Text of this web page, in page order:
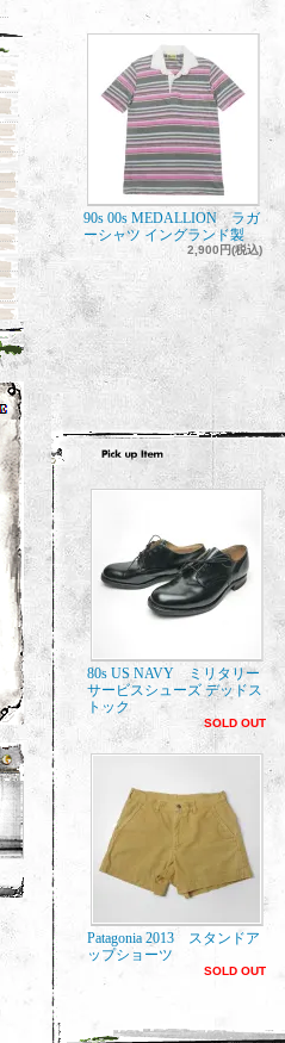
90s 00s MEDALLION ラガ
ーシャツ イングランド製
2,900円(税込)
80s US NAVY ミリタリー
サービスシューズ デッドス
トック
SOLD OUT
Patagonia 2013 スタンドア
ップショーツ
SOLD OUT